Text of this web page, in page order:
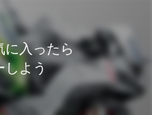
に入ったら
しよう